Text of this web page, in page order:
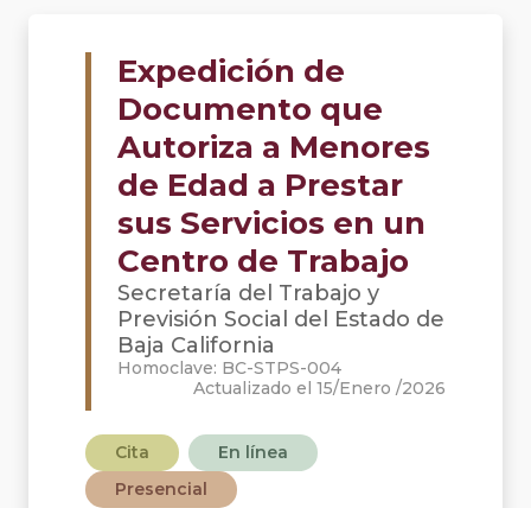
Expedición de
Documento que
Autoriza a Menores
de Edad a Prestar
sus Servicios en un
Centro de Trabajo
Secretaría del Trabajo y
Previsión Social del Estado de
Baja California
Homoclave: BC-STPS-004
Actualizado el 15/Enero /2026
Cita
En línea
Presencial